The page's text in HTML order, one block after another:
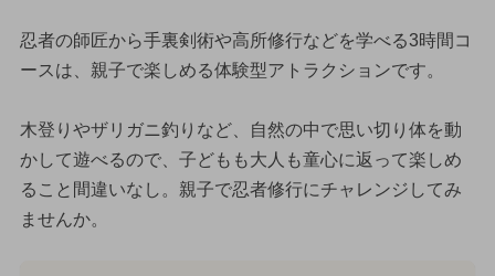
忍者の師匠から手裏剣術や高所修行などを学べる3時間コ
ースは、親子で楽しめる体験型アトラクションです。
木登りやザリガニ釣りなど、自然の中で思い切り体を動
かして遊べるので、子どもも大人も童心に返って楽しめ
ること間違いなし。親子で忍者修行にチャレンジしてみ
ませんか。